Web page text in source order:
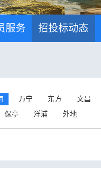
服务 招投标动态
万宁 东方 文昌
保亭 洋浦 外地